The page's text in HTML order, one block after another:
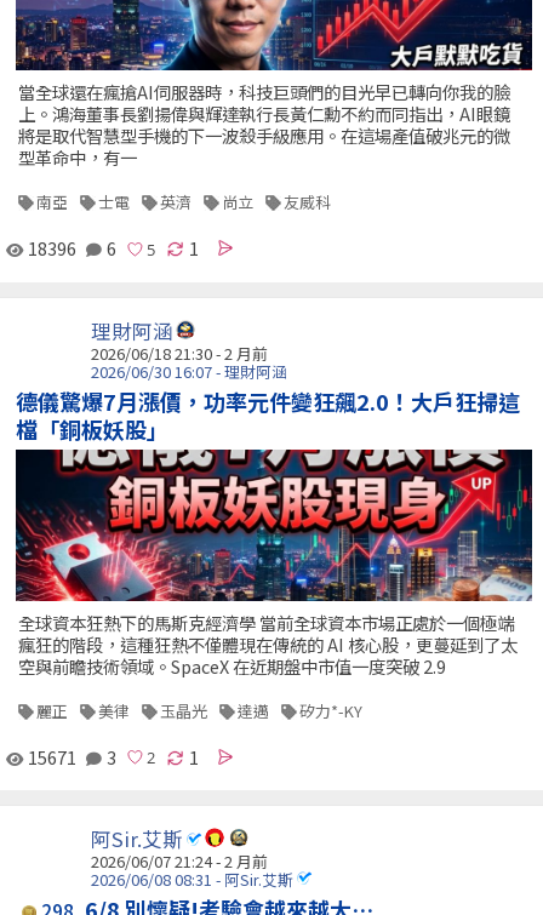
當全球還在瘋搶AI伺服器時，科技巨頭們的目光早已轉向你我的臉
上。鴻海董事長劉揚偉與輝達執行長黃仁勳不約而同指出，AI眼鏡
將是取代智慧型手機的下一波殺手級應用。在這場產值破兆元的微
型革命中，有一
南亞 士電 英濟 尚立 友威科
18396 6 1
理財阿涵
2026/06/18 21:30 - 2 月前
2026/06/30 16:07 - 理財阿涵
德儀驚爆7月漲價，功率元件變狂飆2.0！大戶狂掃這
檔「銅板妖股」
全球資本狂熱下的馬斯克經濟學 當前全球資本市場正處於一個極端
瘋狂的階段，這種狂熱不僅體現在傳統的 AI 核心股，更蔓延到了太
空與前瞻技術領域。SpaceX 在近期盤中市值一度突破 2.9
麗正 美律 玉晶光 達邁 矽力*-KY
15671 3 1
阿Sir.艾斯
2026/06/07 21:24 - 2 月前
2026/06/08 08:31 - 阿Sir.艾斯